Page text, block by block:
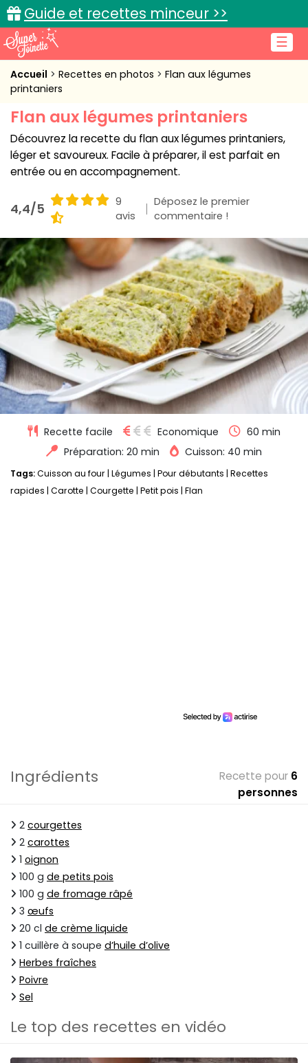
☰
Guide et recettes minceur >>
Accueil
Cuisine pratique
L'actu cuisine
Accueil Recettes en photos
Flan aux légumes
printaniers
Flan aux légumes printaniers
Découvrez la recette du flan aux légumes printaniers,
léger et savoureux. Facile à préparer, il est parfait en
entrée ou en accompagnement.
4,4/5
9
avis
Déposez le premier
commentaire !
Recette facile Economique
60 min
Préparation: 20 min
Cuisson: 40 min
Tags:Cuisson au four Légumes Pour débutants Recettes
rapides Carotte Courgette Petit pois Flan
Ingrédients Recette pour 6
personnes
2 courgettes
2 carottes
1 oignon
100 g de petits pois
100 g de fromage râpé
3 œufs
20 cl de crème liquide
1 cuillère à soupe d’huile d’olive
Herbes fraîches
Poivre
Sel
Le top des recettes en vidéo